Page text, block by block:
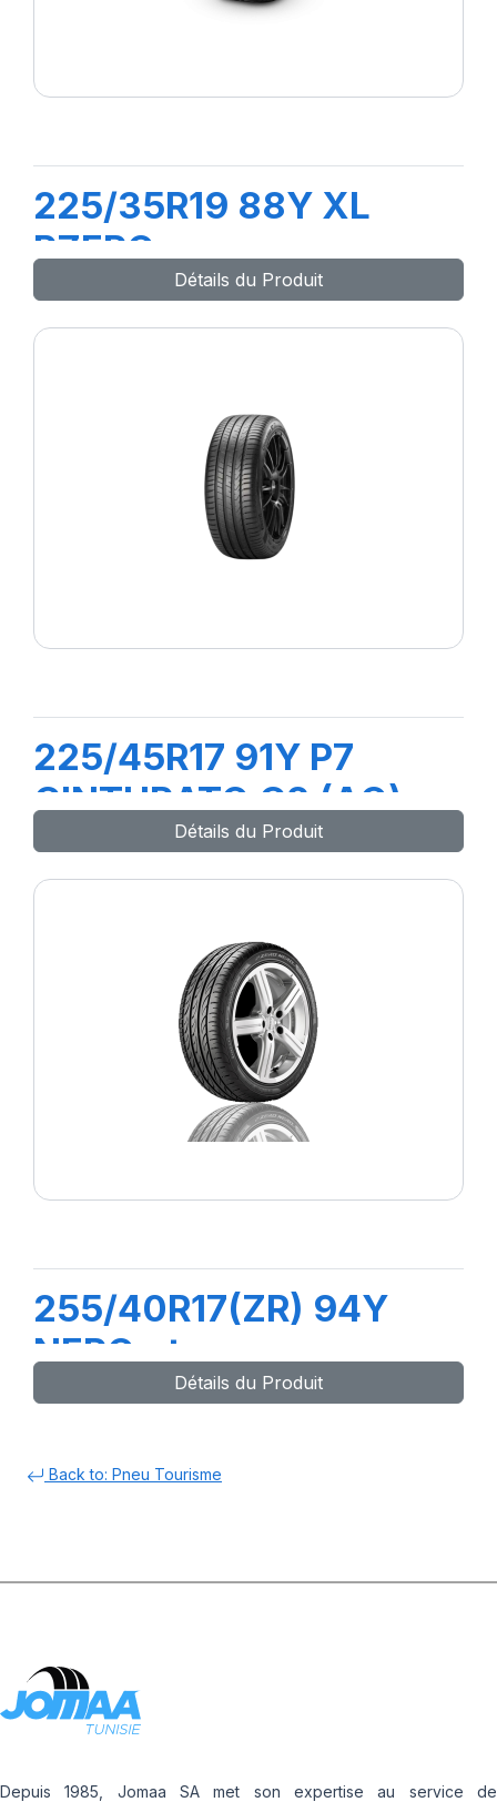
225/35R19 88Y XL
PZERO
Détails du Produit
225/45R17 91Y P7
CINTURATO C2 (AO)
Détails du Produit
255/40R17(ZR) 94Y
NERO gt
Détails du Produit
Back to: Pneu Tourisme
Depuis 1985, Jomaa SA met son expertise au service de